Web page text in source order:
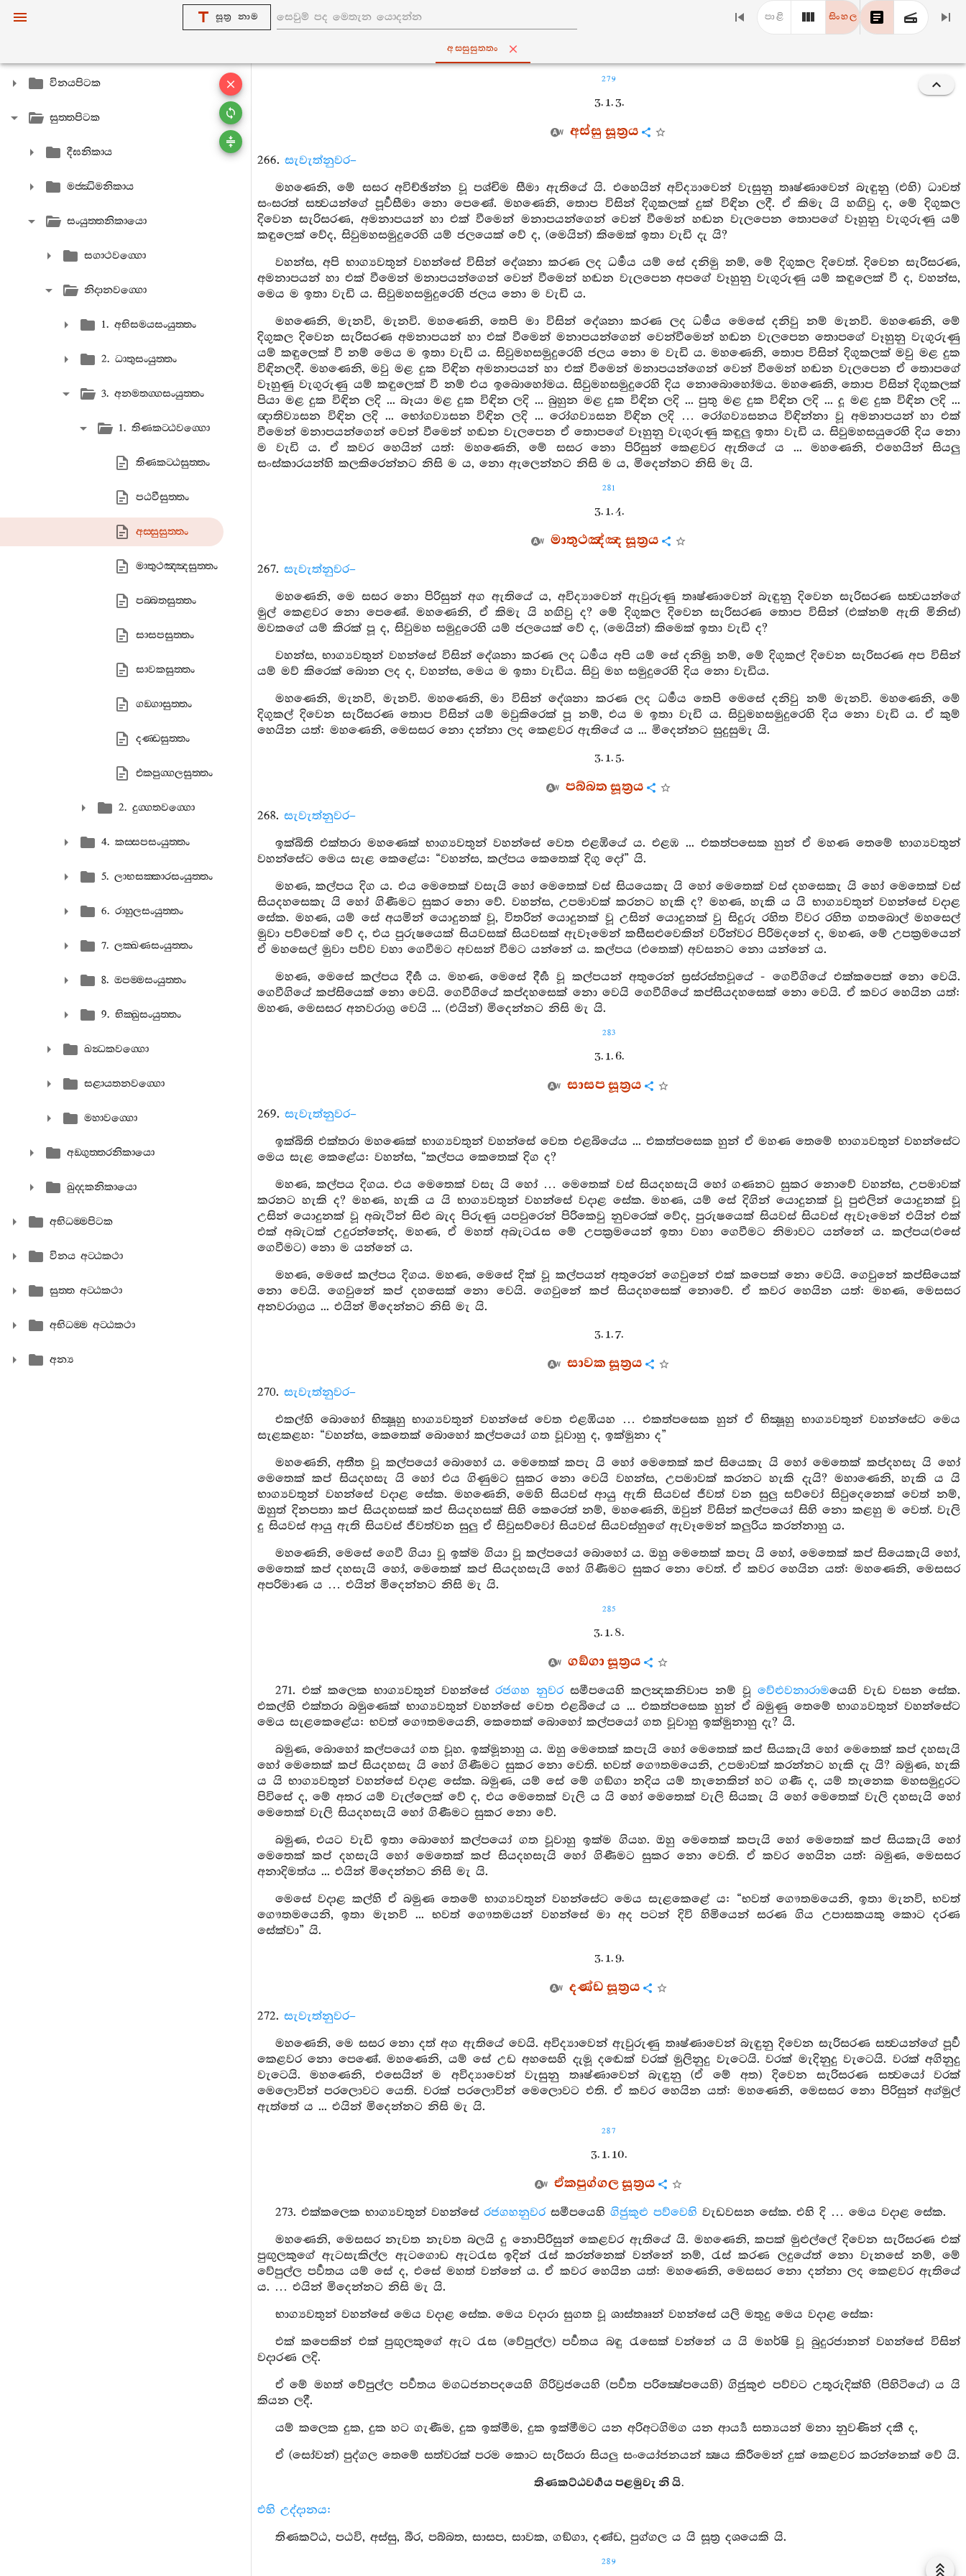
සූත්‍ර නාම පාළි සිංහල
අස‍්සුසුත‍්තං
විනයපිටක
සුත‍්තපිටක
දීඝනිකාය
මජ‍්ඣිමනිකාය
සංයුත‍්තනිකායො
සගාථවග‍්ගො
නිදානවග‍්ගො
1. අභිසමයසංයුත‍්තං
2. ධාතුසංයුත‍්තං
3. අනමතග‍්ගසංයුත‍්තං
1. තිණකට‍්ඨවග‍්ගො
තිණකට‍්ඨසුත‍්තං
පඨවීසුත‍්තං
අස‍්සුසුත‍්තං
මාතුථඤ‍්ඤසුත‍්තං
පබ‍්බතසුත‍්තං
සාසපසුත‍්තං
සාවකසුත‍්තං
ගඞ‍්ගාසුත‍්තං
දණ‍්ඩසුත‍්තං
එකපුග‍්ගලසුත‍්තං
2. දුග‍්ගතවග‍්ගො
4. කස‍්සපසංයුත‍්තං
5. ලාභසක‍්කාරසංයුත‍්තං
6. රාහුලසංයුත‍්තං
7. ලක‍්ඛණසංයුත‍්තං
8. ඔපම‍්මසංයුත‍්තං
9. භික‍්ඛුසංයුත‍්තං
ඛන්‍ධකවග‍්ගො
සළායතනවග‍්ගො
මහාවග‍්ගො
අඞ‍්ගුත‍්තරනිකායො
ඛුද‍්දකනිකායො
අභිධම‍්මපිටක
විනය අට‍්ඨකථා
සුත‍්ත අට‍්ඨකථා
අභිධම‍්ම අට‍්ඨකථා
අන්‍ය
279
3. 1. 3.
අස්සු සූත්‍රය
266. සැවැත්නුවර–
මහණෙනි, මේ සසර අවිච්ඡින්න වූ පශ්චිම සීමා ඇතියේ යි. එහෙයින් අවිද්‍යාවෙන් වැසුනු තෘෂ්ණාවෙන් බැඳුනු (එහි) ධාවත්
සංසරත් සත්‍වයන්ගේ පූර්‍වසීමා නො පෙණේ. මහණෙනි, තොප විසින් දිගුකලක් දුක් විඳින ලදී. ඒ කිමැ යි හඟිවු ද, මේ දිගුකල
දිවෙන සැරිසරණ, අමනාපයන් හා එක් වීමෙන් මනාපයන්ගෙන් වෙන් වීමෙන් හඬන වැලපෙන තොපගේ වෑහුනු වැගුරුණු යම්
කඳුලෙක් වේද, සිවුමහසමුදුරෙහි යම් ජලයෙක් වේ ද, (මෙයින්) කිමෙක් ඉතා වැඩි දැ යි?
වහන්ස, අපි භාග්‍යවතුන් වහන්සේ විසින් දේශනා කරණ ලද ධර්‍මය යම් සේ දනිමු නම්, මේ දිගුකල දිවෙත්. දිවෙන සැරිසරණ,
අමනාපයන් හා එක් වීමෙන් මනාපයන්ගෙන් වෙන් වීමෙන් හඬන වැලපෙන අපගේ වෑහුනු වැගුරුණු යම් කඳුලෙක් වී ද, වහන්ස,
මෙය ම ඉතා වැඩි ය. සිවුමහසමුදුරෙහි ජලය නො ම වැඩි ය.
මහණෙනි, මැනවි, මැනවි. මහණෙනි, තෙපි මා විසින් දේශනා කරණ ලද ධර්‍මය මෙසේ දනිවු නම් මැනවි. මහණෙනි, මේ
දිගුකල දිවෙන සැරිසරණ අමනාපයන් හා එක් වීමෙන් මනාපයන්ගෙන් වෙන්වීමෙන් හඬන වැලපෙන තොපගේ වෑහුනු වැගුරුණු
යම් කඳුලෙක් වී නම් මෙය ම ඉතා වැඩි ය. සිවුමහසමුදුරෙහි ජලය නො ම වැඩි ය. මහණෙනි, තොප විසින් දිගුකලක් මවු මළ දුක
විඳිනලදී. මහණෙනි, මවු මළ දුක විඳින අමනාපයන් හා එක් වීමෙන් මනාපයන්ගෙන් වෙන් වීමෙන් හඬන වැලපෙන ඒ තොපගේ
වෑහුණු වැගුරුණු යම් කඳුලෙක් වී නම් එය ඉබොහෝමය. සිවුමහසමුදුරෙහි දිය නොබොහෝමය. මහණෙනි, තොප විසින් දිගුකලක්
පියා මළ දුක විඳින ලදි ... බෑයා මළ දුක විඳින ලදි ... බුහුන මළ දුක විඳින ලදි ... පුතු මළ දුක විඳින ලදි ... දූ මළ දුක විඳින ලදි ...
ඥාතිව්‍යසන විඳින ලදි ... භෝගව්‍යසන විඳින ලදි ... රෝගව්‍යසන විඳින ලදි … රෝගව්‍යසනය විඳින්නා වූ අමනාපයන් හා එක්
වීමෙන් මනාපයන්ගෙන් වෙන් වීමෙන් හඬන වැලපෙන ඒ තොපගේ වෑහුනු වැගුරුණු කඳුලු ඉතා වැඩි ය. සිවුමහසයුරෙහි දිය නො
ම වැඩි ය. ඒ කවර හෙයින් යත්: මහණෙනි, මේ සසර නො පිරිසුන් කෙළවර ඇතියේ ය ... මහණෙනි, එහෙයින් සියලු
සංස්කාරයන්හි කලකිරෙන්නට නිසි ම ය, නො ඇලෙන්නට නිසි ම ය, මිදෙන්නට නිසි මැ යි.
281
3. 1. 4.
මාතුථඤ්ඤ සූත්‍රය
267. සැවැත්නුවර–
මහණෙනි, මෙ සසර නො පිරිසුන් අග ඇතියේ ය, අවිද්‍යාවෙන් ඇවුරුණු තෘෂ්ණාවෙන් බැඳුනු දිවෙන සැරිසරණ සත්‍වයන්ගේ
මුල් කෙළවර නො පෙණේ. මහණෙනි, ඒ කිමැ යි හඟිවු ද? මේ දිගුකල දිවෙන සැරිසරණ තොප විසින් (එක්නම් ඇති මිනිස්)
මවකගේ යම් කිරක් පූ ද, සිවුමහ සමුදුරෙහි යම් ජලයෙක් වේ ද, (මෙයින්) කිමෙක් ඉතා වැඩි ද?
වහන්ස, භාග්‍යවතුන් වහන්සේ විසින් දේශනා කරණ ලද ධර්‍මය අපි යම් සේ දනිමු නම්, මේ දිගුකල් දිවෙන සැරිසරණ අප විසින්
යම් මව් කිරෙක් බොන ලද ද, වහන්ස, මෙය ම ඉතා වැඩිය. සිවු මහ සමුදුරෙහි දිය නො වැඩිය.
මහණෙනි, මැනවි, මැනවි. මහණෙනි, මා විසින් දේශනා කරණ ලද ධර්‍මය තෙපි මෙසේ දනිවු නම් මැනවි. මහණෙනි, මේ
දිගුකල් දිවෙන සැරිසරණ තොප විසින් යම් මවුකිරෙක් පූ නම්, එය ම ඉතා වැඩි ය. සිවුමහසමුදුරෙහි දිය නො වැඩි ය. ඒ කුම්
හෙයින යත්: මහණෙනි, මෙසසර නො දන්නා ලද කෙළවර ඇතියේ ය ... මිදෙන්නට සුදුසුමැ යි.
3. 1. 5.
පබ්බත සූත්‍රය
268. සැවැත්නුවර–
ඉක්බිති එක්තරා මහණෙක් භාග්‍යවතුන් වහන්සේ වෙත එළඹියේ ය. එළඹ ... එකත්පසෙක හුන් ඒ මහණ තෙමේ භාග්‍යවතුන්
වහන්සේට මෙය සැළ කෙළේය: “වහන්ස, කල්පය කෙතෙක් දිගු දෝ” යි.
මහණ, කල්පය දිග ය. එය මෙතෙක් වසැයි හෝ මෙතෙක් වස් සියයෙකැ යි හෝ මෙතෙක් වස් දහසෙකැ යි හෝ මෙතෙක් වස්
සියදහසෙකැ යි හෝ ගිණීමට සුකර නො වේ. වහන්ස, උපමාවක් කරනට හැකි ද? මහණ, හැකි ය යි භාග්‍යවතුන් වහන්සේ වදාළ
සේක. මහණ, යම් සේ අයමින් යොදුනක් වූ, විතරින් යොදුනක් වූ උසින් යොදුනක් වු සිදුරු රහිත විවර රහිත ගතබොල් මහසෙල්
මුවා පව්වෙක් වේ ද, එය පුරුෂයෙක් සියවසක් සියවසක් ඇවෑමෙන් කසීසළුවෙකින් වරින්වර පිරිමදනේ ද, මහණ, මේ උපක්‍රමයෙන්
ඒ මහසෙල් මුවා පව්ව වහා ගෙවීමට අවසන් වීමට යන්නේ ය. කල්පය (එතෙක්) අවසනට නො යන්නේ ය.
මහණ, මෙසේ කල්පය දීර්‍ඝ ය. මහණ, මෙසේ දීර්‍ඝ වූ කල්පයන් අතුරෙන් ස්‍රස්රස්තවූයේ - ගෙවීගියේ එක්කපෙක් නො වෙයි.
ගෙවීගියේ කප්සියෙක් නො වෙයි. ගෙවීගියේ කප්දහසෙක් නො වෙයි ගෙවීගියේ කප්සියදහසෙක් නො වෙයි. ඒ කවර හෙයින යත්:
මහණ, මෙසසර අනවරාග්‍ර වෙයි ... (එයින්) මිදෙන්නට නිසි මැ යි.
283
3. 1. 6.
සාසප සූත්‍රය
269. සැවැත්නුවර–
ඉක්බිති එක්තරා මහණෙක් භාග්‍යවතුන් වහන්සේ වෙත එළබියේය ... එකත්පසෙක හුන් ඒ මහණ තෙමේ භාග්‍යවතුන් වහන්සේට
මෙය සැළ කෙළේය: වහන්ස, “කල්පය කෙතෙක් දිග ද?
මහණ, කල්පය දිගය. එය මෙතෙක් වසැ යි හෝ … මෙතෙක් වස් සියදහසැයි හෝ ගණනට සුකර නොවේ වහන්ස, උපමාවක්
කරනට හැකි ද? මහණ, හැකි ය යි භාග්‍යවතුන් වහන්සේ වදාළ සේක. මහණ, යම් සේ දිගින් යොදුනක් වූ පුළුලින් යොදුනක් වූ
උසින් යොදුනක් වූ අබැටින් සිළු බැද පිරුණු යපවුරෙන් පිරිකෙවු නුවරෙක් වේද, පුරුෂයෙක් සියවස් සියවස් ඇවෑමෙන් එයින් එක්
එක් අබැටක් උදුරන්නේද, මහණ, ඒ මහත් අබැටරැස මේ උපක්‍රමයෙන් ඉතා වහා ගෙවීමට නිමාවට යන්නේ ය. කල්පය(එසේ
ගෙවීමට) නො ම යන්නේ ය.
මහණ, මෙසේ කල්පය දිගය. මහණ, මෙසේ දික් වූ කල්පයන් අතුරෙන් ගෙවුනේ එක් කපෙක් නො වෙයි. ගෙවුනේ කප්සියෙක්
නො වෙයි. ගෙවුනේ කප් දහසෙක් නො වෙයි. ගෙවුනේ කප් සියදහසෙක් නොවේ. ඒ කවර හෙයින යත්: මහණ, මෙසසර
අනවරාග්‍රය ... එයින් මිදෙන්නට නිසි මැ යි.
3. 1. 7.
සාවක සූත්‍රය
270. සැවැත්නුවර–
එකල්හි බොහෝ භික්‍ෂූහු භාග්‍යවතුන් වහන්සේ වෙත එළඹියහ … එකත්පසෙක හුන් ඒ භික්‍ෂූහු භාග්‍යවතුන් වහන්සේට මෙය
සැළකළහ: “වහන්ස, කෙතෙක් බොහෝ කල්පයෝ ගත වූවාහු ද, ඉක්මුනා ද”
මහණෙනි, අතීත වූ කල්පයෝ බොහෝ ය. මෙතෙක් කපැ යි හෝ මෙතෙක් කප් සියෙකැ යි හෝ මෙතෙක් කප්දහසැ යි හෝ
මෙතෙක් කප් සියදහසැ යි හෝ එය ගිණුමට සුකර නො වෙයි වහන්ස, උපමාවක් කරනට හැකි දැයි? මහාණෙනි, හැකි ය යි
භාග්‍යවතුන් වහන්සේ වදාළ සේක. මහණෙනි, මෙහි සියවස් ආයු ඇති සියවස් ජීවත් වන සුලු සව්වෝ සිවුදෙනෙක් වෙත් නම්,
ඔහුත් දිනපතා කප් සියදහසක් කප් සියදහසක් සිහි කෙරෙත් නම්, මහණෙනි, ඔවුන් විසින් කල්පයෝ සිහි නො කළහු ම වෙත්. වැලි
දු සියවස් ආයු ඇති සියවස් ජීවත්වන සුලු ඒ සිවුසව්වෝ සියවස් සියවස්හුගේ ඇවෑමෙන් කලුරිය කරන්නාහු ය.
මහණෙනි, මෙසේ ගෙවී ගියා වූ ඉක්ම ගියා වූ කල්පයෝ බොහෝ ය. ඔහු මෙතෙක් කපැ යි හෝ, මෙතෙක් කප් සියෙකැයි හෝ,
මෙතෙක් කප් දහසැයි හෝ, මෙතෙක් කප් සියදහසැයි හෝ ගිණීමට සුකර නො වෙත්. ඒ කවර හෙයින යත්: මහණෙනි, මෙසසර
අපරිමාණ ය … එයින් මිදෙන්නට නිසි මැ යි.
285
3. 1. 8.
ගඞ්ගා සූත්‍රය
271. එක් කලෙක භාග්‍යවතුන් වහන්සේරජගහ නුවරසමීපයෙහි කලන්‍දකනිවාප නම් වූ වේළුවනාරාමයෙහි වැඩ වසන සේක.
එකල්හි එක්තරා බමුණෙක් භාග්‍යවතුන් වහන්සේ වෙත එළබියේ ය ... එකත්පසෙක හුන් ඒ බමුණු තෙමේ භාග්‍යවතුන් වහන්සේට
මෙය සැළකෙළේය: භවත් ගෞතමයෙනි, කෙතෙක් බොහෝ කල්පයෝ ගත වූවාහු ඉක්මුනාහු දැ? යි.
බමුණ, බොහෝ කල්පයෝ ගත වූහ. ඉක්මූනාහු ය. ඔහු මෙතෙක් කපැයි හෝ මෙතෙක් කප් සියකැයි හෝ මෙතෙක් කප් දහසැයි
හෝ මෙතෙක් කප් සියදහසැ යි හෝ ගිණීමට සුකර නො වෙති. භවත් ගෞතමයෙනි, උපමාවක් කරන්නට හැකි දැ යි? බමුණ, හැකි
ය යි භාග්‍යවතුන් වහන්සේ වදාළ සේක. බමුණ, යම් සේ මේ ගඞ්ගා නදිය යම් තැනෙකින් හට ගණී ද, යම් තැනෙක මහසමුදුරට
පිවිසේ ද, මේ අතර යම් වැල්ලෙක් වේ ද, එය මෙතෙක් වැලි ය යි හෝ මෙතෙක් වැලි සියකැ යි හෝ මෙතෙක් වැලි දහසැයි හෝ
මෙතෙක් වැලි සියදහසැයි හෝ ගිණීමට සුකර නො වේ.
බමුණ, එයට වැඩි ඉතා බොහෝ කල්පයෝ ගත වූවාහු ඉක්ම ගියහ. ඔහු මෙතෙක් කපැයි හෝ මෙතෙක් කප් සියකැයි හෝ
මෙතෙක් කප් දහසැයි හෝ මෙතෙක් කප් සියදහසැයි හෝ ගිණීමට සුකර නො වෙති. ඒ කවර හෙයින යත්: බමුණ, මෙසසර
අනාදිමත්ය ... එයින් මිදෙන්නට නිසි මැ යි.
මෙසේ වදාළ කල්හි ඒ බමුණ තෙමේ භාග්‍යවතුන් වහන්සේට මෙය සැළකෙළේ ය: “භවත් ගෞතමයෙනි, ඉතා මැනවි, භවත්
ගෞතමයෙනි, ඉතා මැනවි ... භවත් ගෞතමයන් වහන්සේ මා අද පටන් දිවි හිමියෙන් සරණ ගිය උපාසකයකු කොට දරණ
සේක්වා” යි.
3. 1. 9.
දණ්ඩ සූත්‍රය
272. සැවැත්නුවර–
මහණෙනි, මෙ සසර නො දත් අග ඇතියේ වෙයි. අවිද්‍යාවෙන් ඇවුරුණු තෘෂ්ණාවෙන් බැඳුනු දිවෙන සැරිසරණ සත්‍වයන්ගේ පූර්‍ව
කෙළවර නො පෙණේ. මහණෙනි, යම් සේ උඩ අහසෙහි දැමූ දඬෙක් වරක් මුලිනුදු වැටෙයි. වරක් මැදිනුදු වැටෙයි. වරක් අගිනුදු
වැටෙයි. මහණෙනි, එසෙයින් ම අවිද්‍යාවෙන් වැසුනු තෘෂ්ණාවෙන් බැඳුනු (ඒ මේ අත) දිවෙන සැරිසරණ සත්‍වයෝ වරක්
මෙලොවින් පරලොවට යෙති. වරක් පරලොවින් මෙලොවට එති. ඒ කවර හෙයින යත්: මහණෙනි, මෙසසර නො පිරිසුන් අග්මුල්
ඇත්තේ ය ... එයින් මිදෙන්නට නිසි මැ යි.
287
3. 1. 10.
ඒකපුග්ගල සූත්‍රය
273. එක්කලෙක භාග්‍යවතුන් වහන්සේ රජගහනුවරසමීපයෙහි ගිජුකුළු පව්වෙහි වැඩවසන සේක. එහි දි … මෙය වදාළ සේක.
මහණෙනි, මෙසසර නැවත නැවත බලයි දු නොපිරිසුන් කෙළවර ඇතියේ යි. මහණෙනි, කපක් මුළුල්ලේ දිවෙන සැරිසරණ එක්
පුඟුලකුගේ ඇටසැකිල්ල ඇටගොඩ ඇටරැස ඉදින් රැස් කරන්නෙක් වන්නේ නම්, රැස් කරණ ලදුයේත් නො වැනසේ නම්, මේ
වේපුල්ල පර්‍වතය යම් සේ ද, එසේ මහත් වන්නේ ය. ඒ කවර හෙයින යත්: මහණෙනි, මෙසසර නො දන්නා ලද කෙළවර ඇතියේ
ය. … එයින් මිදෙන්නට නිසි මැ යි.
භාග්‍යවතුන් වහන්සේ මෙය වදාළ සේක. මෙය වදාරා සුගත වූ ශාස්තෲන් වහන්සේ යලි මතුදු මෙය වදාළ සේක:
එක් කපෙකින් එක් පුඟුලකුගේ ඇට රැස (වේපුල්ල) පර්‍වතය බඳු රැසෙක් වන්නේ ය යි මහර්ෂි වූ බුදුරජානන් වහන්සේ විසින්
වදාරණ ලදි.
ඒ මේ මහත් වේපුල්ල පර්‍වතය මගධජනපදයෙහි ගිරිව්‍රජයෙහි (පර්‍වත පරික්‍ෂේපයෙහි) ගිජුකුළු පව්වට උතූරුදික්හි (පිහිටියේ) ය යි
කියන ලදී.
යම් කලෙක දුක, දුක හට ගැණීම, දුක ඉක්මීම, දුක ඉක්මීමට යන අරිඅටගිමග යන ආර්‍ය්‍ය සත්‍යයන් මනා නුවණින් දකී ද,
ඒ (සෝවන්) පුද්ගල තෙමේ සත්වරක් පරම කොට සැරිසරා සියලු සංයෝජනයන් ක්‍ෂය කිරීමෙන් දුක් කෙළවර කරන්නෙක් වේ යි.
තිණකට්ඨවර්‍ගය පළමුවැ නි යි.
එහි උද්දානය:
තිණකට්ඨ, පඨවි, අස්සු, බීර, පබ්බත, සාසප, සාවක, ගඞ්ගා, දණ්ඩ, පුග්ගල ය යි සූත්‍ර දශයෙකි යි.
289